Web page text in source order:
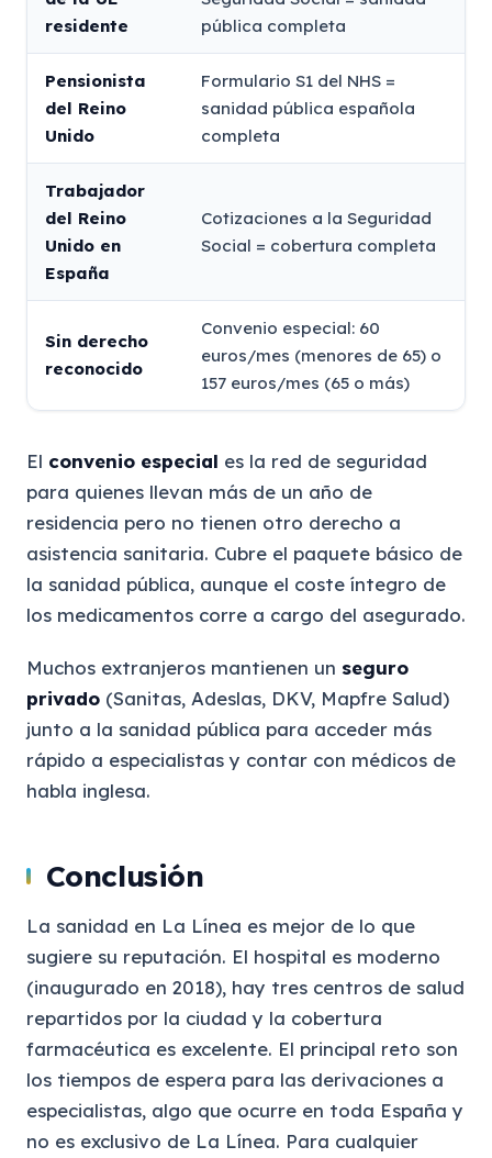
residente
pública completa
Pensionista
del Reino
Unido
Formulario S1 del NHS =
sanidad pública española
completa
Trabajador
del Reino
Unido en
España
Cotizaciones a la Seguridad
Social = cobertura completa
Sin derecho
reconocido
Convenio especial: 60
euros/mes (menores de 65) o
157 euros/mes (65 o más)
El convenio especial es la red de seguridad
para quienes llevan más de un año de
residencia pero no tienen otro derecho a
asistencia sanitaria. Cubre el paquete básico de
la sanidad pública, aunque el coste íntegro de
los medicamentos corre a cargo del asegurado.
Muchos extranjeros mantienen un seguro
privado (Sanitas, Adeslas, DKV, Mapfre Salud)
junto a la sanidad pública para acceder más
rápido a especialistas y contar con médicos de
habla inglesa.
Conclusión
La sanidad en La Línea es mejor de lo que
sugiere su reputación. El hospital es moderno
(inaugurado en 2018), hay tres centros de salud
repartidos por la ciudad y la cobertura
farmacéutica es excelente. El principal reto son
los tiempos de espera para las derivaciones a
especialistas, algo que ocurre en toda España y
no es exclusivo de La Línea. Para cualquier